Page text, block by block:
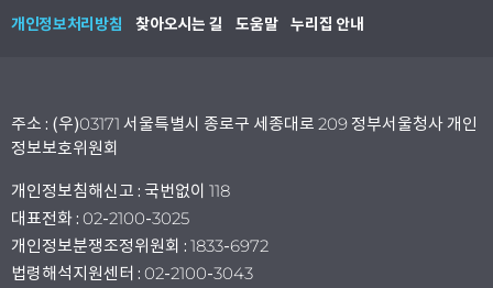
개인정보처리방침 찾아오시는 길 도움말 누리집 안내
주소 : (우)03171 서울특별시 종로구 세종대로 209 정부서울청사 개인
정보보호위원회
개인정보침해신고 : 국번없이 118
대표전화 : 02-2100-3025
개인정보분쟁조정위원회 : 1833-6972
법령해석지원센터 : 02-2100-3043